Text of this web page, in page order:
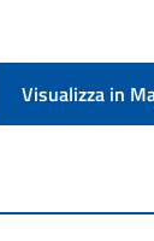
Visualizza in